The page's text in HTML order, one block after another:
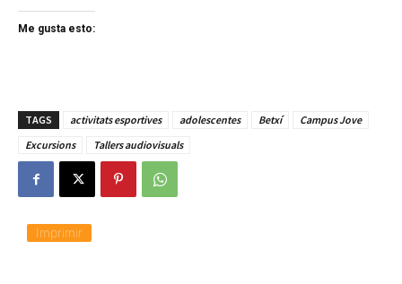
Me gusta esto:
TAGS activitats esportives adolescentes Betxí
Campus Jove
Excursions
Tallers audiovisuals
Imprimir